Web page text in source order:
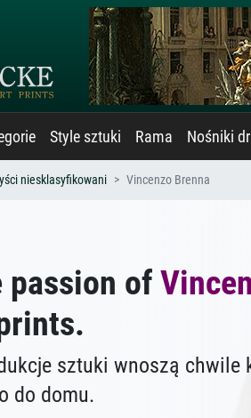
Style sztuki Rama Nośniki
niesklasyfikowani Vincenzo Brenna
passion of
sztuki wnoszą chwile
do domu.